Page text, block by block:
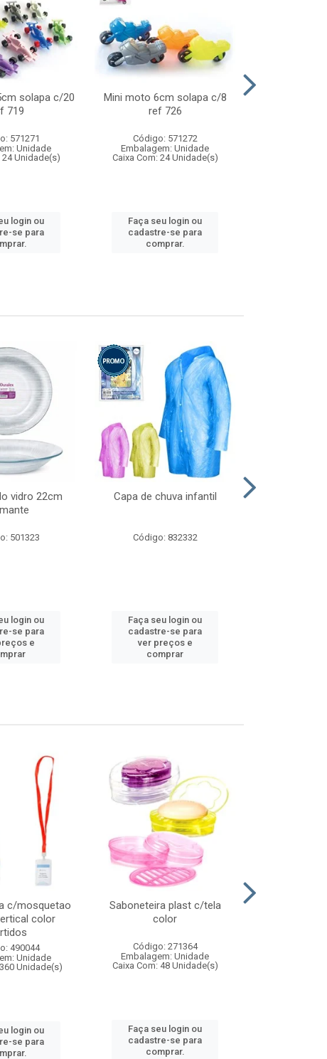
solapa c/20
719
571271
Unidade
24 Unidade(s)
login ou
se para
Mini moto 6cm solapa c/8
ref 726
Código: 571272
Embalagem: Unidade
Caixa Com: 24 Unidade(s)
Faça seu login ou
cadastre-se para
comprar.
vidro 22cm
501323
login ou
se para
e
Capa de chuva infantil
Código: 832332
Faça seu login ou
cadastre-se para
ver preços e
comprar
c/mosquetao
color
490044
Unidade
Unidade(s)
login ou
se para
Saboneteira plast c/tela
color
Código: 271364
Embalagem: Unidade
Caixa Com: 48 Unidade(s)
Faça seu login ou
cadastre-se para
comprar.